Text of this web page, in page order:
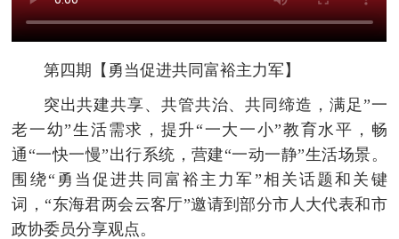
第四期【勇当促进共同富裕主力军】
突出共建共享、共管共治、共同缔造，满足”一
老一幼”生活需求，提升“一大一小”教育水平，畅
通“一快一慢”出行系统，营建“一动一静”生活场景。
围绕“勇当促进共同富裕主力军”相关话题和关键
词，“东海君两会云客厅”邀请到部分市人大代表和市
政协委员分享观点。